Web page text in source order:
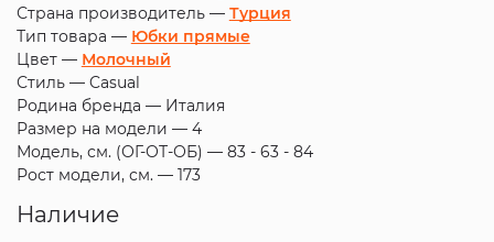
Страна производитель — Турция
Тип товара — Юбки прямые
Цвет — Молочный
Стиль — Casual
Родина бренда — Италия
Размер на модели — 4
Модель, см. (ОГ-ОТ-ОБ) — 83 - 63 - 84
Рост модели, см. — 173
Наличие